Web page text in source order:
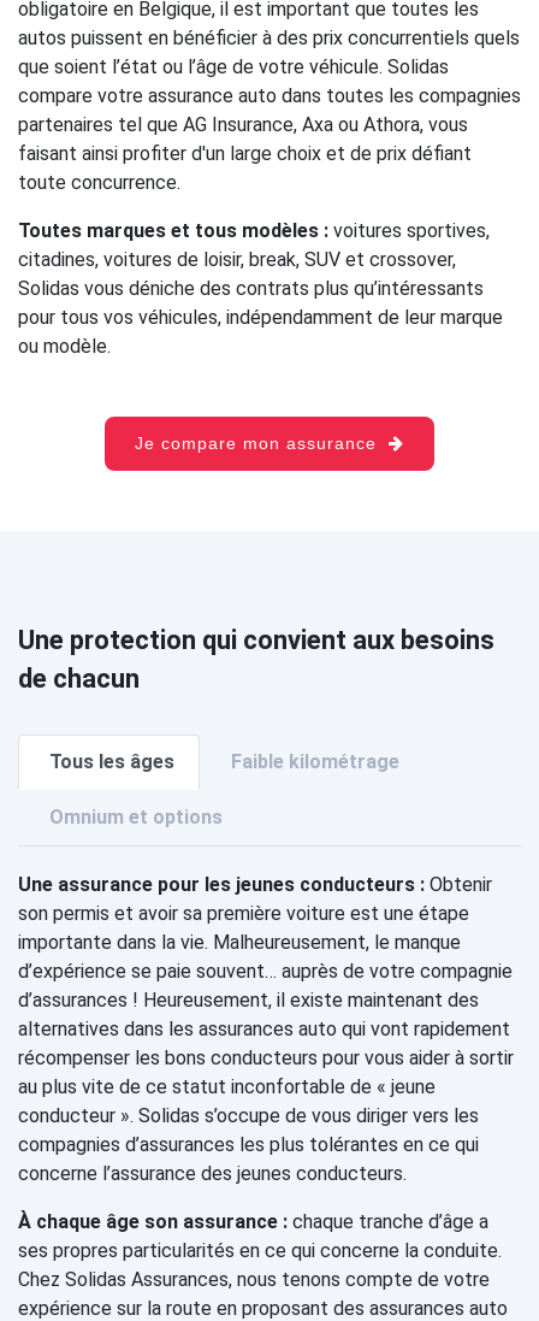
obligatoire en Belgique, il est important que toutes les
autos puissent en bénéficier à des prix concurrentiels quels
que soient l’état ou l’âge de votre véhicule. Solidas
compare votre assurance auto dans toutes les compagnies
partenaires tel que AG Insurance, Axa ou Athora, vous
faisant ainsi profiter d'un large choix et de prix défiant
toute concurrence.
Toutes marques et tous modèles : voitures sportives,
citadines, voitures de loisir, break, SUV et crossover,
Solidas vous déniche des contrats plus qu’intéressants
pour tous vos véhicules, indépendamment de leur marque
ou modèle.
Je compare mon assurance
Une protection qui convient aux besoins
de chacun
Tous les âges Faible kilométrage
Omnium et options
Une assurance pour les jeunes conducteurs : Obtenir
son permis et avoir sa première voiture est une étape
importante dans la vie. Malheureusement, le manque
d’expérience se paie souvent… auprès de votre compagnie
d’assurances ! Heureusement, il existe maintenant des
alternatives dans les assurances auto qui vont rapidement
récompenser les bons conducteurs pour vous aider à sortir
au plus vite de ce statut inconfortable de « jeune
conducteur ». Solidas s’occupe de vous diriger vers les
compagnies d’assurances les plus tolérantes en ce qui
concerne l’assurance des jeunes conducteurs.
À chaque âge son assurance : chaque tranche d’âge a
ses propres particularités en ce qui concerne la conduite.
Chez Solidas Assurances, nous tenons compte de votre
expérience sur la route en proposant des assurances auto